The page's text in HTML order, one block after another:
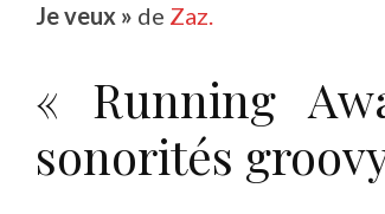
Je veux » de Zaz.
« Running
sonorités